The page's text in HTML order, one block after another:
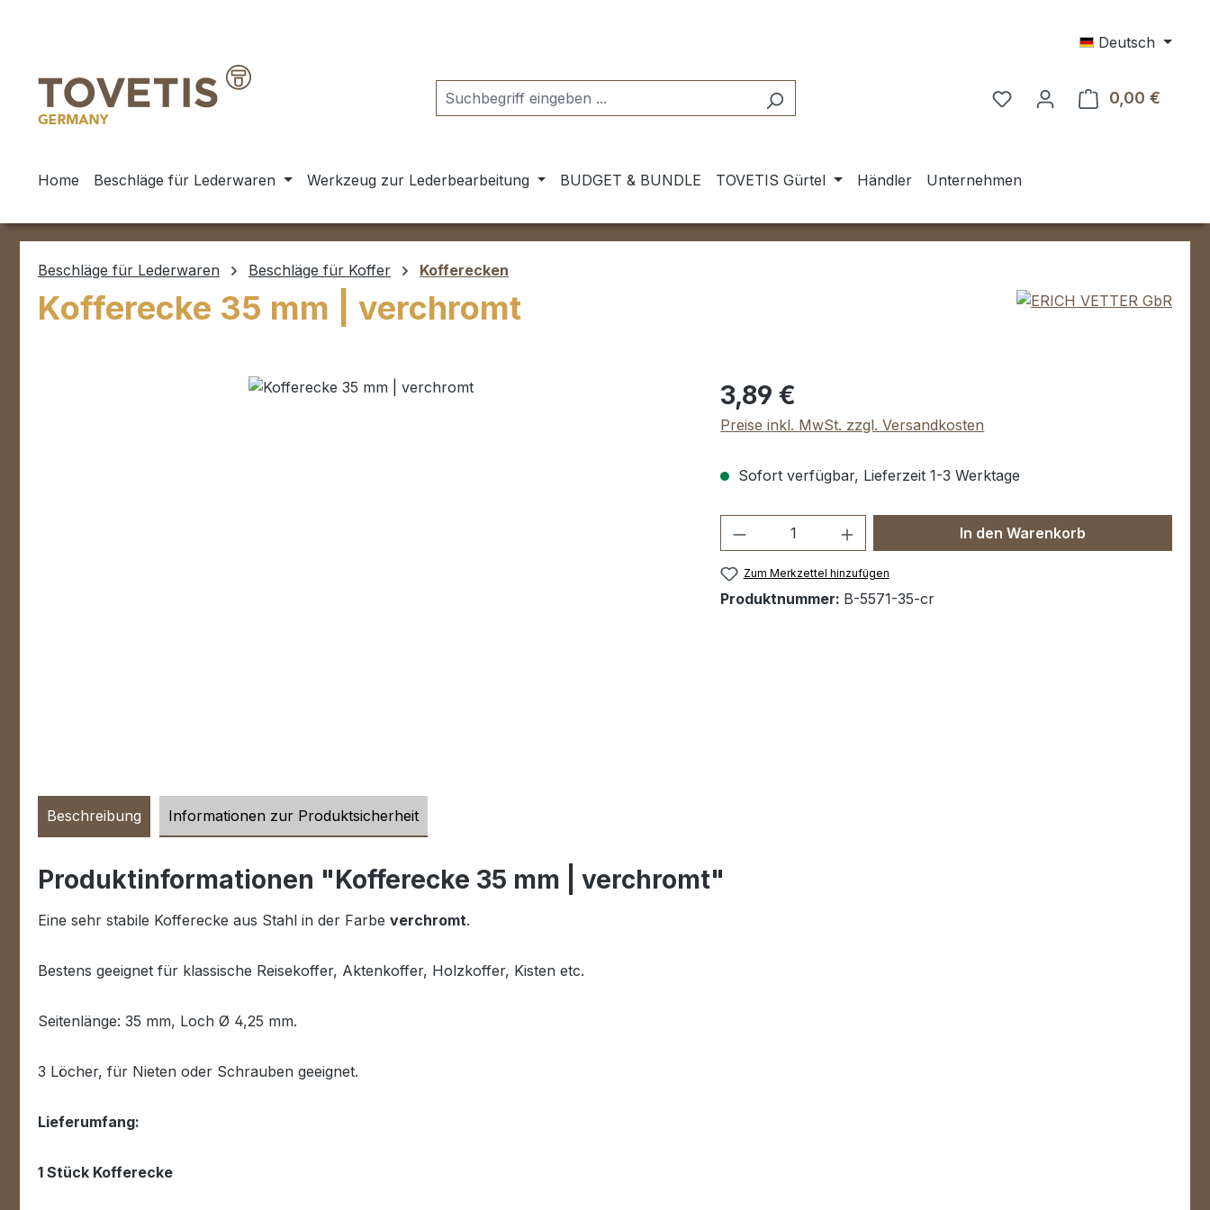
Deutsch
0,00 €
Home Beschläge für Lederwaren Werkzeug zur Lederbearbeitung BUDGET & BUNDLE TOVETIS Gürtel Händler Unternehmen
Beschläge für Lederwaren Beschläge für Koffer Kofferecken
Kofferecke 35 mm | verchromt
Regulärer Preis:
3,89 €
Preise inkl. MwSt. zzgl. Versandkosten
Sofort verfügbar, Lieferzeit 1-3 Werktage
Produkt Anzahl: Gib den gewünschten Wert
In den Warenkorb
Zum Merkzettel hinzufügen
Produktnummer: B-5571-35-cr
Beschreibung Informationen zur Produktsicherheit
Produktinformationen "Kofferecke 35 mm | verchromt"
Eine sehr stabile Kofferecke aus Stahl in der Farbe verchromt.
Bestens geeignet für klassische Reisekoffer, Aktenkoffer, Holzkoffer, Kisten etc.
Seitenlänge: 35 mm, Loch Ø 4,25 mm.
3 Löcher, für Nieten oder Schrauben geeignet.
Lieferumfang:
1 Stück Kofferecke